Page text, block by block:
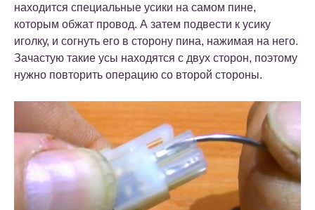
находится специальные усики на самом пине,
которым обжат провод. А затем подвести к усику
иголку, и согнуть его в сторону пина, нажимая на него.
Зачастую такие усы находятся с двух сторон, поэтому
нужно повторить операцию со второй стороны.